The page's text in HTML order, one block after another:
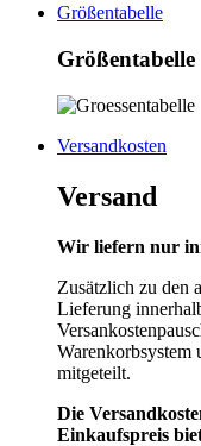
Größentabelle
Größentabelle
Versandkosten
Versand
Wir liefern nur
Zusätzlich zu den
Lieferung
Warenkorbsystem
mitgeteilt.
Die
Einkaufspreis